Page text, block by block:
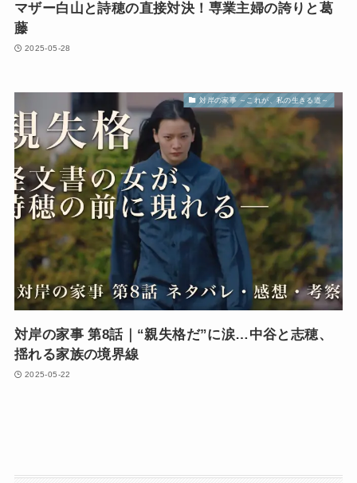
マザー白山と詩穂の直接対決！専業主婦の誇りと葛
藤
2025-05-28
対岸の家事 ～これが、私の生きる道～
対岸の家事 第8話｜“親失格だ”に涙…中谷と志穂、
揺れる家族の境界線
2025-05-22